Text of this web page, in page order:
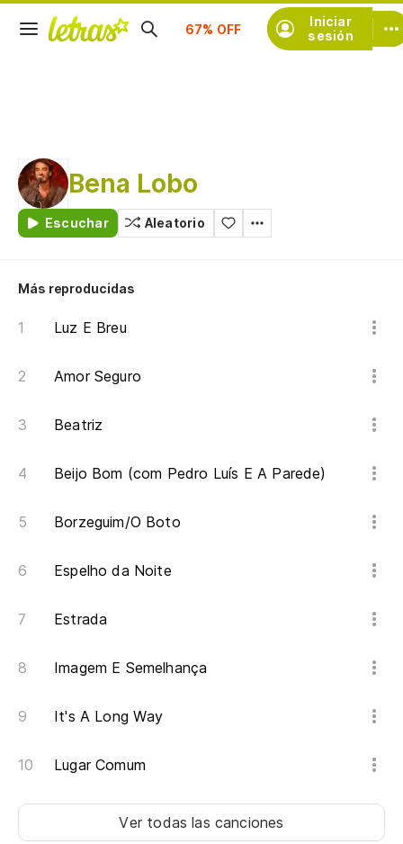
Iniciar
sesión
Suscríbete
Bena Lobo
Escuchar Aleatorio
Más reproducidas
Luz E Breu
Amor Seguro
Beatriz
Beijo Bom (com Pedro Luís E A Parede)
Borzeguim/O Boto
Espelho da Noite
Estrada
Imagem E Semelhança
It's A Long Way
Lugar Comum
Ver todas las canciones